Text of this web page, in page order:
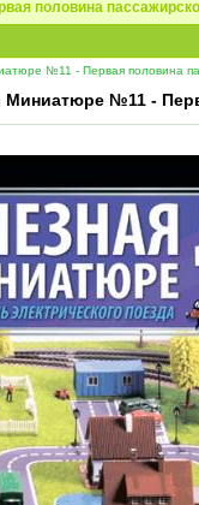
половина
№11 - Первая половина
№11 -